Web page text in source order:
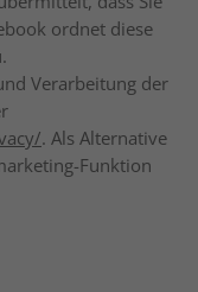
ordnet diese
Verarbeitung der
. Als Alternative
Funktion